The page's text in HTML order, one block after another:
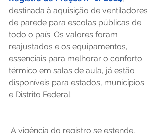
destinada à aquisição de ventiladores
de parede para escolas públicas de
todo o país. Os valores foram
reajustados e os equipamentos,
essenciais para melhorar o conforto
térmico em salas de aula, já estão
disponíveis para estados, municípios
e Distrito Federal.